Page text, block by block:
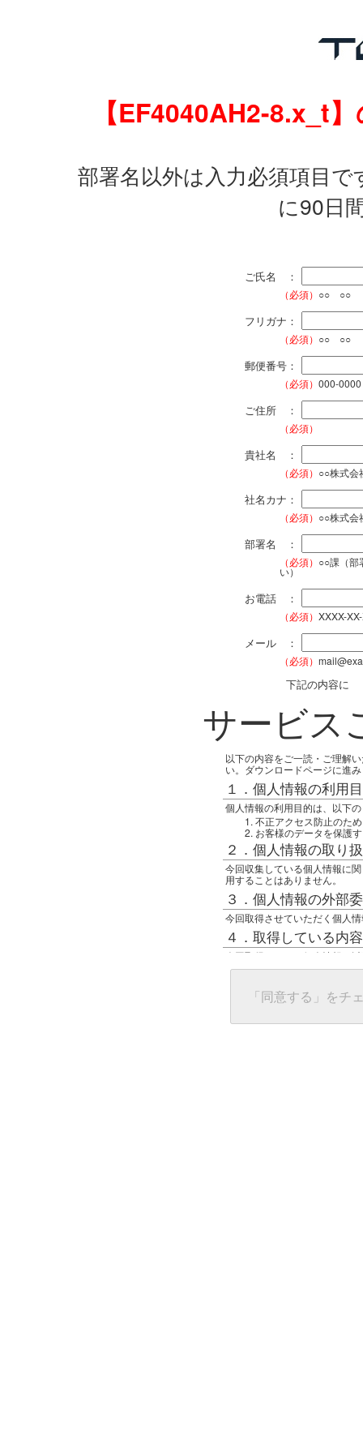
【EF4040AH2-8.x_t
部署名以外は入力必須項目
に90日
ご氏名 ：
（必須） ○○ ○○
フリガナ：
（必須） ○○ ○○
郵便番号：
（必須） 000-0000
ご住所 ：
（必須）
貴社名 ：
（必須） ○○株式会
社名カナ：
（必須） ○○株式会
部署名 ：
（必須） ○○課（部
い）
お電話 ：
（必須） XXXX-
メール ：
（必須）
下記の内容に
サービス
以下の内容をご一読・ご理解
い。ダウンロードページに進
１．個人情報の利用
個人情報の利用目的は、以下
不正アクセス防止のため
お客様のデータを保護
２．個人情報の取り
今回収集している個人情報に
用することはありません。
３．個人情報の外部
今回取得させていただく個人
４．取得している内
今回取得している個人情報は
任意の名前
グローバルIPアドレス
接続ホスト情報
５．個人情報に関す
「同意する」をチ